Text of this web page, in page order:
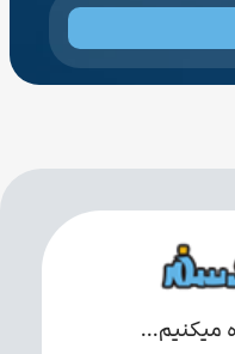
میکنیم...